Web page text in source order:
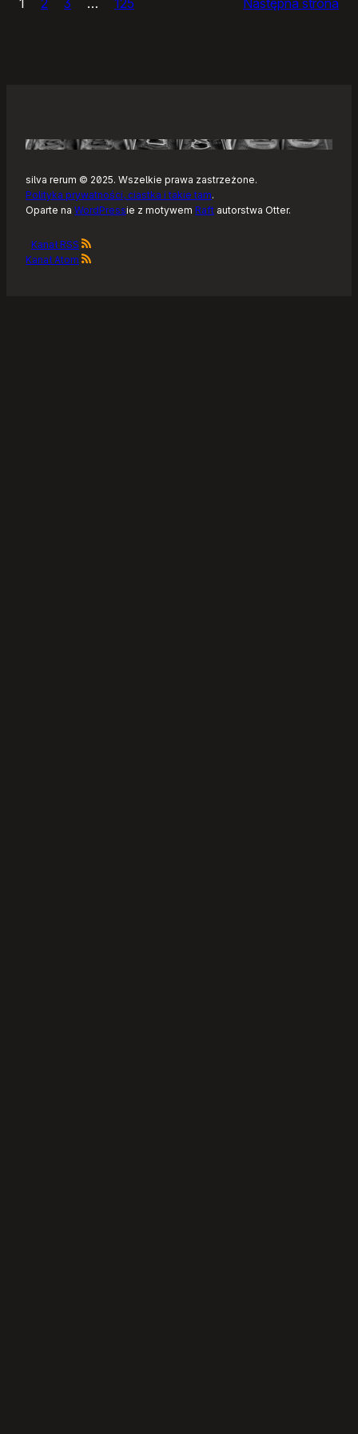
–
Linuksa
silva rerum © 2025. Wszelkie prawa zastrzeżone.
Polityka prywatności, ciastka i takie tam.
Oparte na WordPressie z motywem Raft autorstwa Otter.
Kanał RSS
Kanał Atom